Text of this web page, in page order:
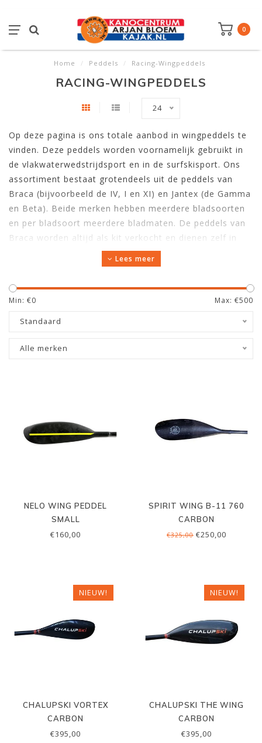
0
Home / Peddels / Racing-Wingpeddels
RACING-WINGPEDDELS
24
Op deze pagina is ons totale aanbod in wingpeddels te
vinden. Deze peddels worden voornamelijk gebruikt in
de vlakwaterwedstrijdsport en in de surfskisport. Ons
assortiment bestaat grotendeels uit de peddels van
Braca (bijvoorbeeld de IV, I en XI) en Jantex (de Gamma
en Beta). Beide merken hebben meerdere bladsoorten
en per bladsoort meerdere bladmaten. De peddels van
Braca worden altijd als kit verkocht en dienen zelf in
elkaar gezet te worden, hierbij kan de lengte van de
peddel zelf bepaald worden. De peddels van Jantex
worden geleverd in standaard lengtes. Op zoek naar
een ander model of een andere lengte? Neem dan
Lees meer
Min: €0 Max: €500
Standaard
Alle merken
NELO WING PEDDEL
SMALL
€160,00
SPIRIT WING B-11 760
CARBON
€325,00 €250,00
NIEUW!
CHALUPSKI VORTEX
CARBON
€395,00
NIEUW!
CHALUPSKI THE WING
CARBON
€395,00